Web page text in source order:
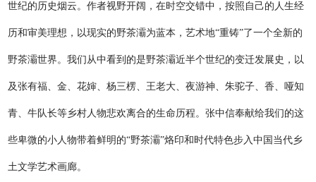
世纪的历史烟云。作者视野开阔，在时空交错中，按照自己的人生经
历和审美理想，以现实的野茶灞为蓝本，艺术地“重铸”了一个全新的
野茶灞世界。我们从中看到的是野茶灞近半个世纪的变迁发展史，以
及张有福、金、花婶、杨三楞、王老大、夜游神、朱驼子、香、哑知
青、牛队长等乡村人物悲欢离合的生命历程。张中信奉献给我们的这
些卑微的小人物带着鲜明的“野茶灞”烙印和时代特色步入中国当代乡
土文学艺术画廊。